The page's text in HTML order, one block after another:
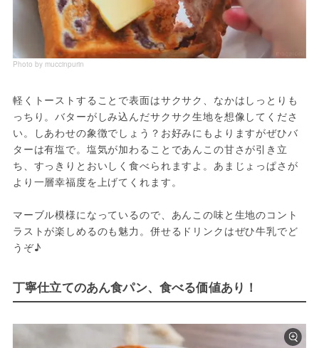
Photo by muccinpurin
軽くトーストすることで表面はサクサク、なかはしっとりも
っちり。バターがしみ込んだサクサク生地を想像してくださ
い。しあわせの象徴でしょう？お好みにもよりますがぜひバ
ターは有塩で。塩気が加わることであんこの甘さが引き立
ち、すっきりとおいしく食べられますよ。あまじょっぱさが
より一層幸福度を上げてくれます。
マーブル模様になっているので、あんこの味と生地のコント
ラストが楽しめるのも魅力。併せるドリンクはぜひ牛乳でど
うぞ♪
丁寧仕立てのあん食パン、食べる価値あり！